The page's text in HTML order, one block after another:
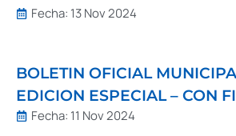
Fecha: 13 Nov 2024
BOLETIN OFICIAL
EDICION ESPECIAL – CON
Fecha: 11 Nov 2024